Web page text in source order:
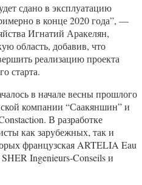
сдано в эксплуатацию
в конце 2020 года”, —
Игнатий Аракелян,
область, добавив, что
реализацию проекта
старта.
в начале весны прошлого
компании “Саакяншин” и
В разработке
как зарубежных, так и
французская ARTELIA Eau
Ingenieurs-Conseils и